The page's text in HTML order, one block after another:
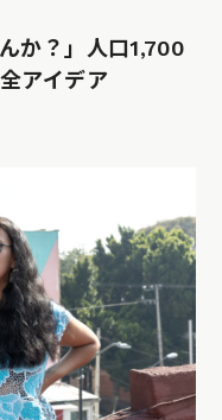
か？」人口1,700
アイデア